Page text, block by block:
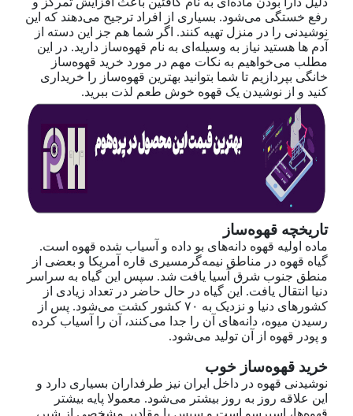
رفع خستگی می‌شود. بسیاری از افراد ترجیح می‌دهند که این
نوشیدنی را در منزل تهیه کنند. اگر شما هم جز این دسته از
آدم ها هستید نیاز به وسیله‌ای به نام قهوه‌ساز دارید. در این
مطلب می‌خواهیم به نکات مهم در مورد خرید قهوه‌ساز
خانگی بپردازیم تا شما بتوانید بهترین قهوه‌ساز را خریداری
کنید و از نوشیدن یک قهوه خوش طعم لذت ببرید.
تاریخچه قهوه‌ساز
ماده اولیه قهوه دانه‌های بو داده و آسیاب شده قهوه است.
گیاه قهوه در مناطق نیمه‌گرمسیری قاره آمریکا و بعضی از
منطق جنوب شرق آسیا یافت شد. سپس این گیاه به سراسر
دنیا انتقال یافت. این گیاه در حال حاضر در تعداد زیادی از
کشورهای دنیا و نزدیک به ۷۰ کشور کشت می‌شود. پس از
رسیدن میوه، دانه‌های آن را جدا می‌کنند، آن را آسیاب کرده
و پودر قهوه از آن تولید می‌شود.
خرید قهوه‌ساز خوب
نوشیدنی قهوه در داخل ایران نیز طرفداران بسیاری دارد و
این علاقه روز به روز بیشتر می‌شود. معمولا پایه بیشتر
قهوه‌ها، اسپرسو است و سپس با مقادیر مشخصی از شیر،